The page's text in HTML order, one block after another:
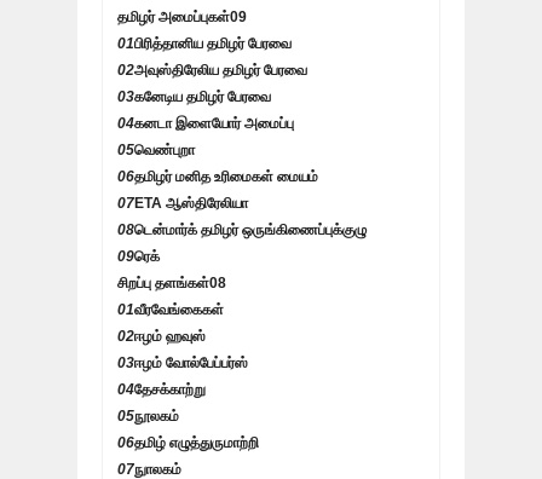
தமிழர் அமைப்புகள்09
01பிரித்தானிய தமிழர் பேரவை
02அவுஸ்திரேலிய தமிழர் பேரவை
03கனேடிய தமிழர் பேரவை
04கனடா இளையோர் அமைப்பு
05வெண்புறா
06தமிழர் மனித உரிமைகள் மையம்
07ETA ஆஸ்திரேலியா
08டென்மார்க் தமிழர் ஒருங்கிணைப்புக்குழு
09ரெக்
சிறப்பு தளங்கள்08
01வீரவேங்கைகள்
02ஈழம் ஹவுஸ்
03ஈழம் வோல்பேப்பர்ஸ்
04தேசக்காற்று
05நூலகம்
06தமிழ் எழுத்துருமாற்றி
07நுாலகம்